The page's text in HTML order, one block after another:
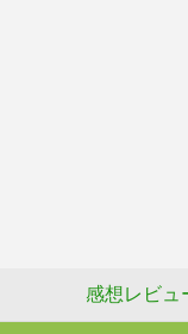
感想レビュ